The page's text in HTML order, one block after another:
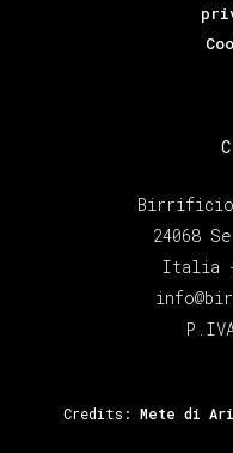
Birrificio
24068
Italia
Credits: Mete di